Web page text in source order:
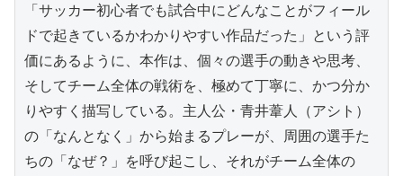
「サッカー初心者でも試合中にどんなことがフィール
ドで起きているかわかりやすい作品だった」という評
価にあるように、本作は、個々の選手の動きや思考、
そしてチーム全体の戦術を、極めて丁寧に、かつ分か
りやすく描写している。主人公・青井葦人（アシト）
の「なんとなく」から始まるプレーが、周囲の選手た
ちの「なぜ？」を呼び起こし、それがチーム全体の